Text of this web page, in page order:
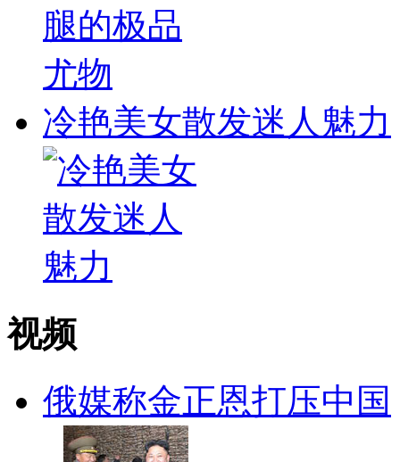
冷艳美女散发迷人魅力
视频
俄媒称金正恩打压中国